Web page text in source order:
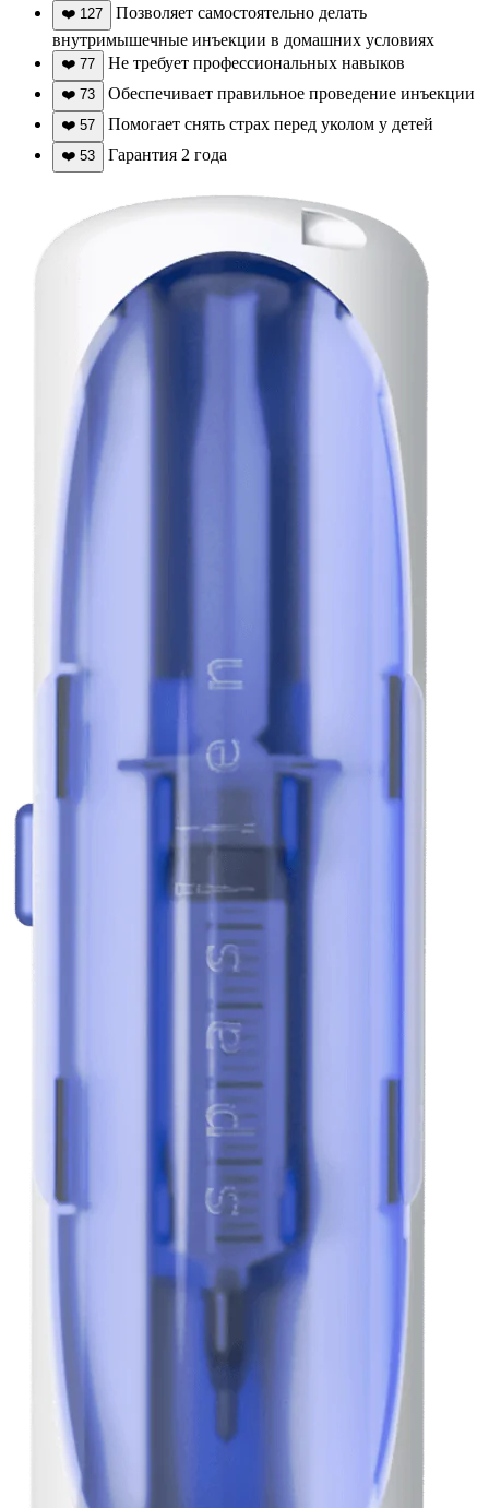
❤️ 127
Позволяет самостоятельно делать
внутримышечные инъекции в домашних условиях
❤️ 77 Не требует профессиональных навыков
❤️ 73 Обеспечивает правильное проведение инъекции
❤️ 57 Помогает снять страх перед уколом у детей
❤️ 53 Гарантия 2 года